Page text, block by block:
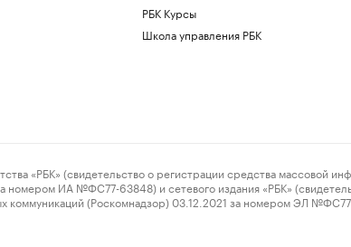
РБК Курсы
Школа управления РБК
(свидетельство о регистрации средства массовой
ИА №ФС77-63848) и сетевого издания «РБК»
коммуникаций (Роскомнадзор) 03.12.2021 за номером ЭЛ